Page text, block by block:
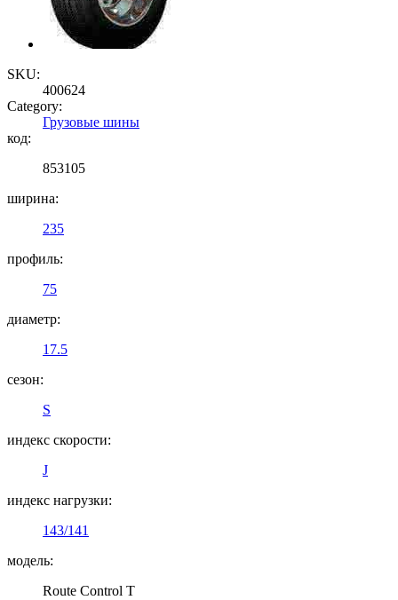
SKU:
400624
Category:
Грузовые шины
код:
853105
ширина:
235
профиль:
75
диаметр:
17.5
сезон:
S
индекс скорости:
J
индекс нагрузки:
143/141
модель:
Route Control T